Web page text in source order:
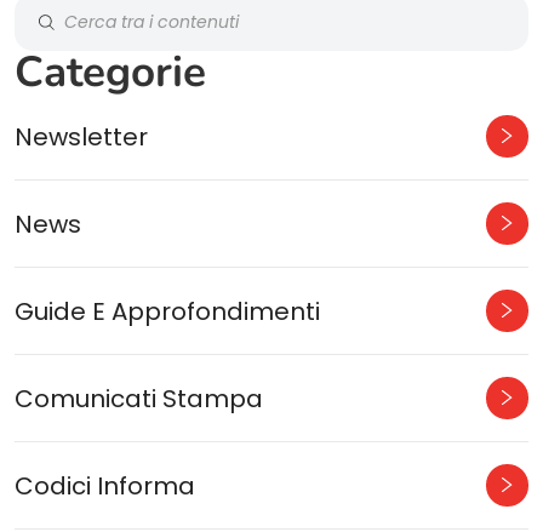
Categorie
Newsletter
News
Guide E Approfondimenti
Comunicati Stampa
Codici Informa